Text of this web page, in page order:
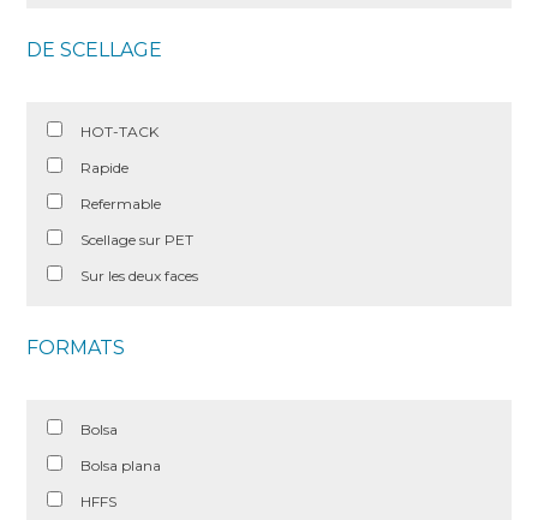
DE SCELLAGE
HOT-TACK
Rapide
Refermable
Scellage sur PET
Sur les deux faces
FORMATS
Bolsa
Bolsa plana
HFFS